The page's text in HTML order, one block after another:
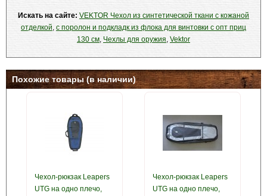
Искать на сайте: VEKTOR Чехол из синтетической ткани с кожаной
отделкой, с поролон и подкладк из флока для винтовки с опт приц
130 см, Чехлы для оружия, Vektor
Похожие товары (в наличии)
Чехол-рюкзак Leapers
UTG на одно плечо,
Чехол-рюкзак Leapers
UTG на одно плечо,